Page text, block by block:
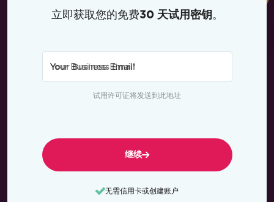
立即获取您的免费30 天试用密钥 。
Your Business Email*
试用许可证将发送到此地址
继续
无需信用卡或创建账户